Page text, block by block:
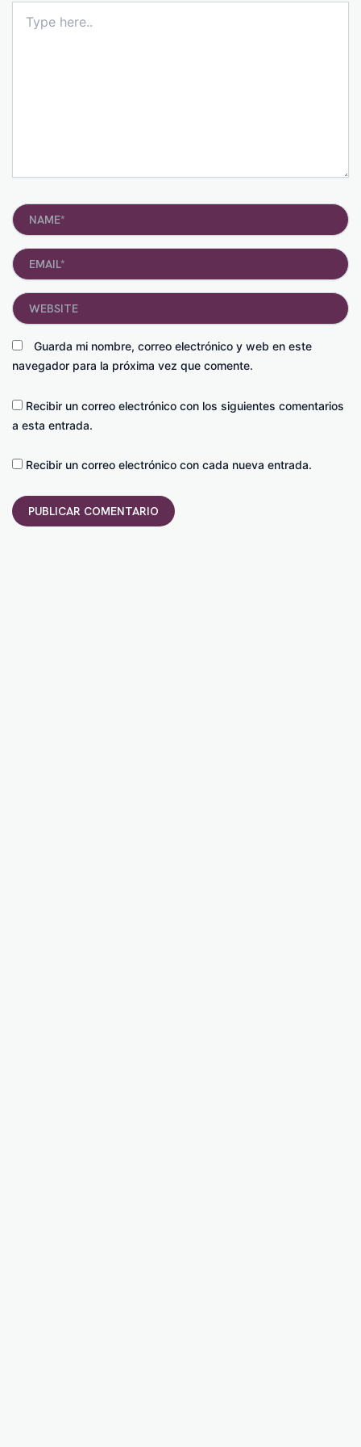
here..
Name*
Email*
Guarda mi nombre, correo electrónico y web en este
navegador para la próxima vez que comente.
Website
Recibir un correo electrónico con los siguientes comentarios
a esta entrada.
Recibir un correo electrónico con cada nueva entrada.